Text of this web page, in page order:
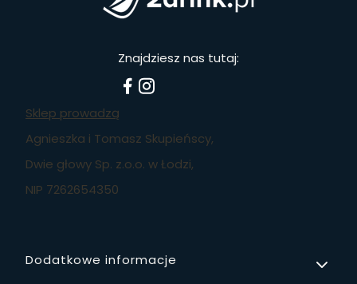
Znajdziesz nas tutaj:
Sklep prowadzą
Agnieszka i Tomasz Skupieńscy,
Dwie głowy Sp. z.o.o. w Łodzi,
NIP 7262654350
Linki w stopce
Dodatkowe informacje